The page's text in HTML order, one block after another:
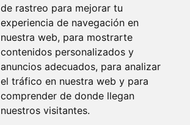
de rastreo para mejorar tu
experiencia de navegación en
nuestra web, para mostrarte
contenidos personalizados y
anuncios adecuados, para analizar
el tráfico en nuestra web y para
comprender de donde llegan
nuestros visitantes.